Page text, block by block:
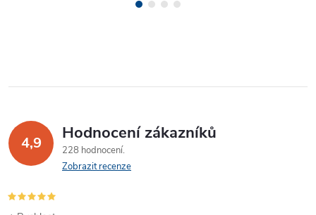
4,9 Hodnocení zákazníků
228 hodnocení
Zobrazit recenze